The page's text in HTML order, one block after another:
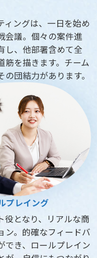
ィングは、一日を始め
会議。個々の案件進
し、他部署含めて全
筋を描きます。チーム
団結力があります。
プレイング
役となり、リアルな商
ン。的確なフィードバ
でき、ロールプレイン